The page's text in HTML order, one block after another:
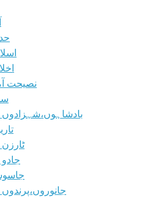
نصیحت
بادشاہوں،شہزادوں